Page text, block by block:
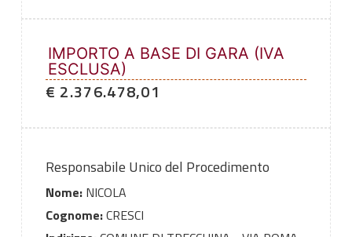
IMPORTO A BASE DI GARA (IVA
ESCLUSA)
€ 2.376.478,01
Responsabile Unico del Procedimento
Nome:NICOLA
Cognome:CRESCI